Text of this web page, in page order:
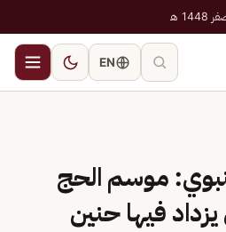
EN
موسم الحج
فيها حنين